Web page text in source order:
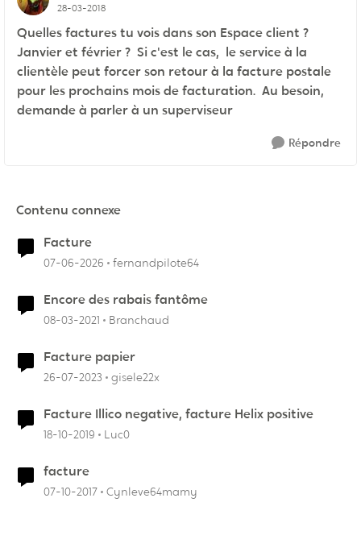
28-03-2018
Quelles factures tu vois dans son Espace client ?
Janvier et février ? Si c'est le cas, le service à la
clientèle peut forcer son retour à la facture postale
pour les prochains mois de facturation. Au besoin,
demande à parler à un superviseur
Répondre
Contenu connexe
Facture
07-06-2026 fernandpilote64
Encore des rabais fantôme
08-03-2021 Branchaud
Facture papier
26-07-2023 gisele22x
Facture Illico negative, facture Helix positive
18-10-2019 Luc0
facture
07-10-2017 Cynleve64mamy